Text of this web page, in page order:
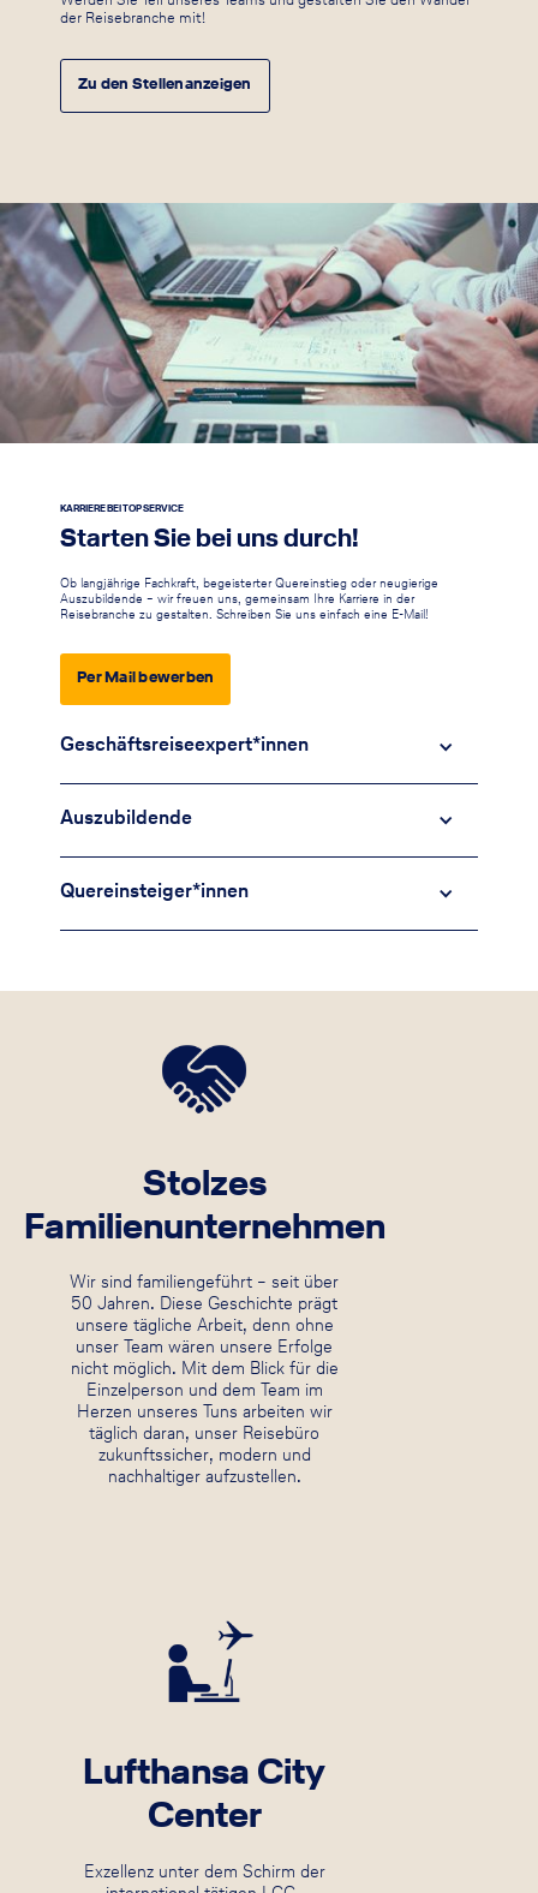
der Reisebranche mit!
Zu den Stellenanzeigen
KARRIERE BEI TOP SERVICE
Starten Sie bei uns durch!
Ob langjährige Fachkraft, begeisterter Quereinstieg oder neugierige
Auszubildende – wir freuen uns, gemeinsam Ihre Karriere in der
Reisebranche zu gestalten. Schreiben Sie uns einfach eine E-Mail!
Per Mail bewerben
Geschäftsreiseexpert*innen
Auszubildende
Quereinsteiger*innen
Stolzes
Familienunternehmen
Wir sind familiengeführt – seit über
50 Jahren. Diese Geschichte prägt
unsere tägliche Arbeit, denn ohne
unser Team wären unsere Erfolge
nicht möglich. Mit dem Blick für die
Einzelperson und dem Team im
Herzen unseres Tuns arbeiten wir
täglich daran, unser Reisebüro
zukunftssicher, modern und
nachhaltiger aufzustellen.
Lufthansa City
Center
Exzellenz unter dem Schirm der